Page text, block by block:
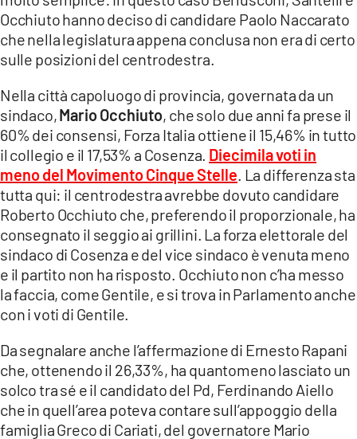
Occhiuto hanno deciso di candidare Paolo Naccarato
che nella legislatura appena conclusa non era di certo
sulle posizioni del centrodestra.
Nella città capoluogo di provincia, governata da un
sindaco,Mario Occhiuto, che solo due anni fa prese il
60% dei consensi, Forza Italia ottiene il 15,46% in tutto
il collegio e il 17,53% a Cosenza. Diecimila voti in
meno del Movimento Cinque Stelle . La differenza sta
tutta qui: il centrodestra avrebbe dovuto candidare
Roberto Occhiuto che, preferendo il proporzionale, ha
consegnato il seggio ai grillini. La forza elettorale del
sindaco di Cosenza e del vice sindaco è venuta meno
e il partito non ha risposto. Occhiuto non c’ha messo
la faccia, come Gentile, e si trova in Parlamento anche
con i voti di Gentile.
Da segnalare anche l’affermazione di Ernesto Rapani
che, ottenendo il 26,33%, ha quantomeno lasciato un
solco tra sé e il candidato del Pd, Ferdinando Aiello
che in quell’area poteva contare sull’appoggio della
famiglia Greco di Cariati, del governatore Mario